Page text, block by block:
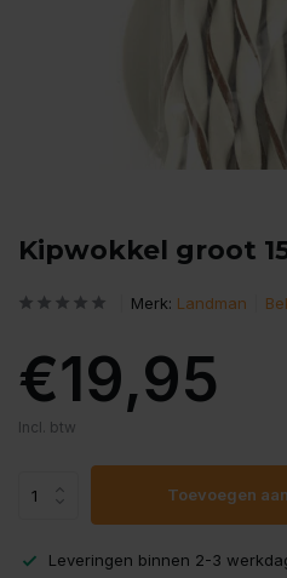
Kipwokkel groot
Merk: Landman
€19,95
Incl. btw
Toevoegen
Leveringen binnen 2-3